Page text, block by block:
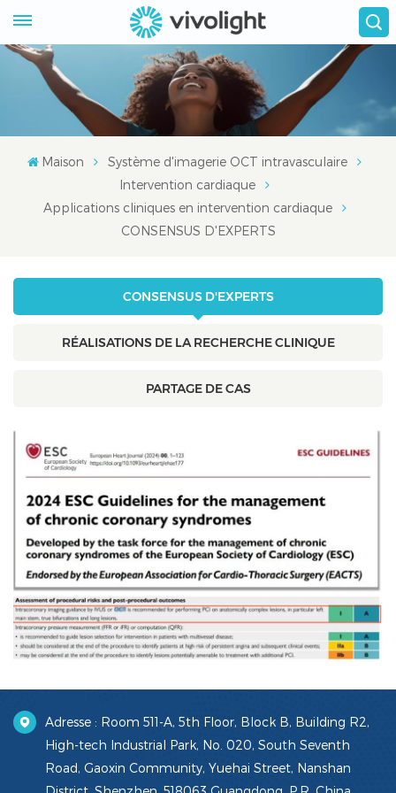
Maison
Système d'imagerie OCT intravasculaire
Intervention cardiaque
Applications cliniques en intervention cardiaque
CONSENSUS D'EXPERTS
CONSENSUS D'EXPERTS
RÉALISATIONS DE LA RECHERCHE CLINIQUE
PARTAGE DE CAS
Adresse : Room 511-A, 5th Floor, Block B, Building R2,
High-tech Industrial Park, No. 020, South Seventh
Road, Gaoxin Community, Yuehai Street, Nanshan